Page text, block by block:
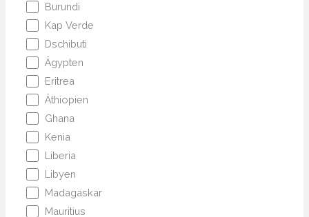
Burundi
Kap Verde
Dschibuti
Ägypten
Eritrea
Äthiopien
Ghana
Kenia
Liberia
Libyen
Madagaskar
Mauritius